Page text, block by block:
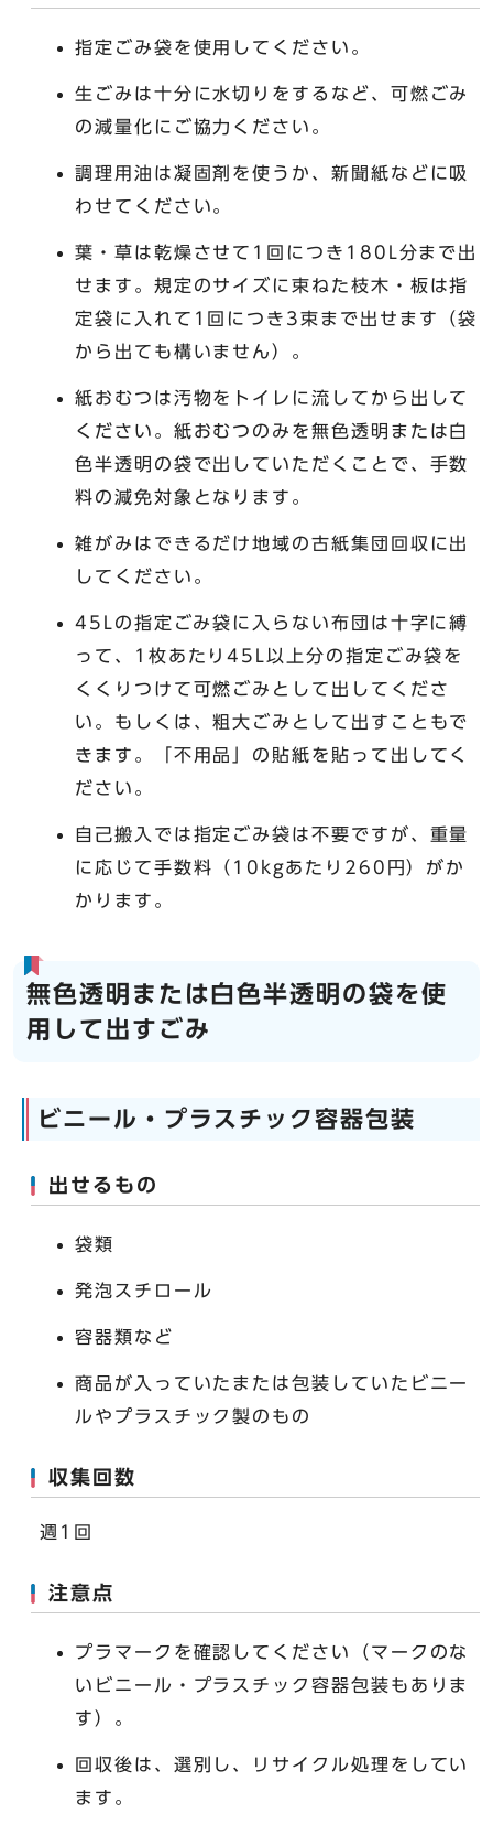
指定ごみ袋を使用してください。
生ごみは十分に水切りをするなど、可燃ごみ
の減量化にご協力ください。
調理用油は凝固剤を使うか、新聞紙などに吸
わせてください。
葉・草は乾燥させて1回につき180L分まで出
せます。規定のサイズに束ねた枝木・板は指
定袋に入れて1回につき3束まで出せます（袋
から出ても構いません）。
紙おむつは汚物をトイレに流してから出して
ください。紙おむつのみを無色透明または白
色半透明の袋で出していただくことで、手数
料の減免対象となります。
雑がみはできるだけ地域の古紙集団回収に出
してください。
45Lの指定ごみ袋に入らない布団は十字に縛
って、1枚あたり45L以上分の指定ごみ袋を
くくりつけて可燃ごみとして出してくださ
い。もしくは、粗大ごみとして出すこともで
きます。「不用品」の貼紙を貼って出してく
ださい。
自己搬入では指定ごみ袋は不要ですが、重量
に応じて手数料（10kgあたり260円）がか
かります。
無色透明または白色半透明の袋を使
用して出すごみ
ビニール・プラスチック容器包装
出せるもの
袋類
発泡スチロール
容器類など
商品が入っていたまたは包装していたビニー
ルやプラスチック製のもの
収集回数
週1回
注意点
プラマークを確認してください（マークのな
いビニール・プラスチック容器包装もありま
す）。
回収後は、選別し、リサイクル処理をしてい
ます。